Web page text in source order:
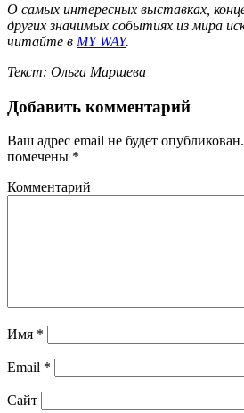
О самых интересных выставках,
других значимых событиях из мира
читайте в MY WAY.
Текст: Ольга Маршева
Добавить комментарий
Ваш адрес email не будет опубликован.
помечены *
Комментарий
Имя *
Email *
Сайт